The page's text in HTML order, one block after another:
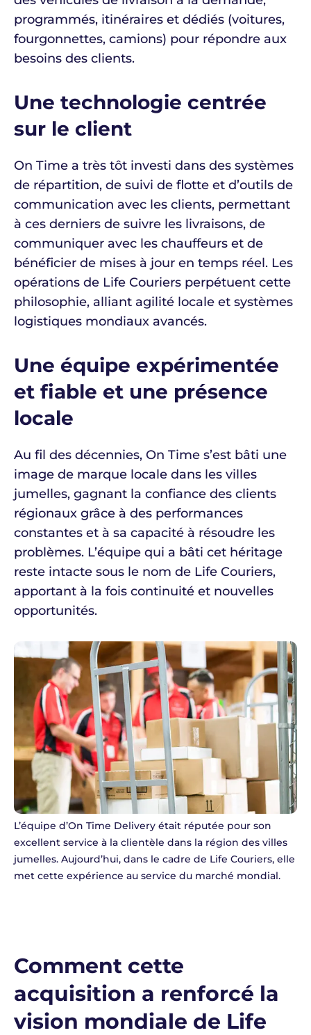
programmés, itinéraires et dédiés (voitures,
fourgonnettes, camions) pour répondre aux
besoins des clients.
Une technologie centrée
sur le client
On Time a très tôt investi dans des systèmes
de répartition, de suivi de flotte et d’outils de
communication avec les clients, permettant
à ces derniers de suivre les livraisons, de
communiquer avec les chauffeurs et de
bénéficier de mises à jour en temps réel. Les
opérations de Life Couriers perpétuent cette
philosophie, alliant agilité locale et systèmes
logistiques mondiaux avancés.
Une équipe expérimentée
et fiable et une présence
locale
Au fil des décennies, On Time s’est bâti une
image de marque locale dans les villes
jumelles, gagnant la confiance des clients
régionaux grâce à des performances
constantes et à sa capacité à résoudre les
problèmes. L’équipe qui a bâti cet héritage
reste intacte sous le nom de Life Couriers,
apportant à la fois continuité et nouvelles
opportunités.
L’équipe d’On Time Delivery était réputée pour son
excellent service à la clientèle dans la région des villes
jumelles. Aujourd’hui, dans le cadre de Life Couriers, elle
met cette expérience au service du marché mondial.
Comment cette
acquisition a renforcé la
vision mondiale de Life